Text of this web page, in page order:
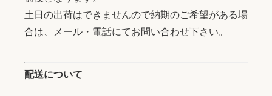
土日の出荷はできませんので納期のご希望がある場
合は、メール・電話にてお問い合わせ下さい。
配送について